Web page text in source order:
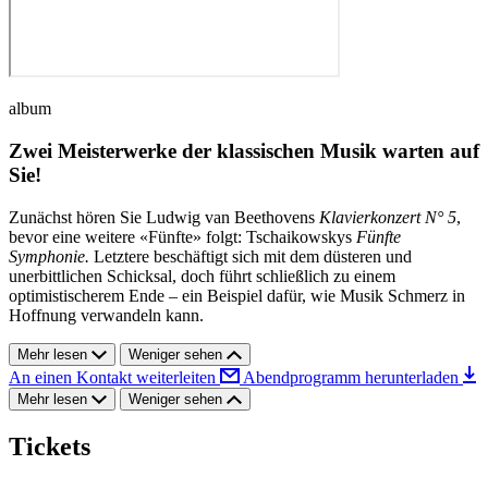
album
Zwei Meisterwerke der klassischen Musik warten auf
Sie!
Zunächst hören Sie Ludwig van Beethovens Klavierkonzert N° 5,
bevor eine weitere «Fünfte» folgt: Tschaikowskys Fünfte
Symphonie. Letztere beschäftigt sich mit dem düsteren und
unerbittlichen Schicksal, doch führt schließlich zu einem
optimistischerem Ende – ein Beispiel dafür, wie Musik Schmerz in
Hoffnung verwandeln kann.
Mehr lesen Weniger sehen
An einen Kontakt weiterleiten Abendprogramm herunterladen
Mehr lesen Weniger sehen
Tickets